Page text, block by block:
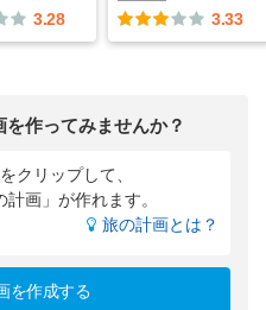
3.28 3.33
作ってみませんか？
クリップして、
画」が作れます。
旅の計画とは？
を作成する